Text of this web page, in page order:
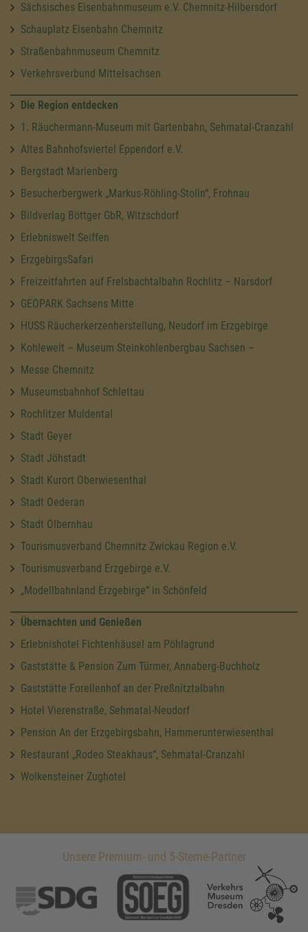
Sächsisches Eisenbahnmuseum e.V. Chemnitz-Hilbersdorf
Schauplatz Eisenbahn Chemnitz
Straßenbahnmuseum Chemnitz
Verkehrsverbund Mittelsachsen
Die Region entdecken
1. Räuchermann-Museum mit Gartenbahn, Sehmatal-Cranzahl
Altes Bahnhofsviertel Eppendorf e.V.
Bergstadt Marienberg
Besucherbergwerk „Markus-Röhling-Stolln“, Frohnau
Bildverlag Böttger GbR, Witzschdorf
Erlebniswelt Seiffen
ErzgebirgsSafari
Freizeitfahrten auf Frelsbachtalbahn Rochlitz – Narsdorf
GEOPARK Sachsens Mitte
HUSS Räucherkerzenherstellung, Neudorf im Erzgebirge
Kohlewelt – Museum Steinkohlenbergbau Sachsen –
Messe Chemnitz
Museumsbahnhof Schlettau
Rochlitzer Muldental
Stadt Geyer
Stadt Jöhstadt
Stadt Kurort Oberwiesenthal
Stadt Oederan
Stadt Olbernhau
Tourismusverband Chemnitz Zwickau Region e.V.
Tourismusverband Erzgebirge e.V.
„Modellbahnland Erzgebirge“ in Schönfeld
Übernachten und Genießen
Erlebnishotel Fichtenhäusel am Pöhlagrund
Gaststätte & Pension Zum Türmer, Annaberg-Buchholz
Gaststätte Forellenhof an der Preßnitztalbahn
Hotel Vierenstraße, Sehmatal-Neudorf
Pension An der Erzgebirgsbahn, Hammerunterwiesenthal
Restaurant „Rodeo Steakhaus“, Sehmatal-Cranzahl
Wolkensteiner Zughotel
Unsere Premium- und 5-Sterne-Partner